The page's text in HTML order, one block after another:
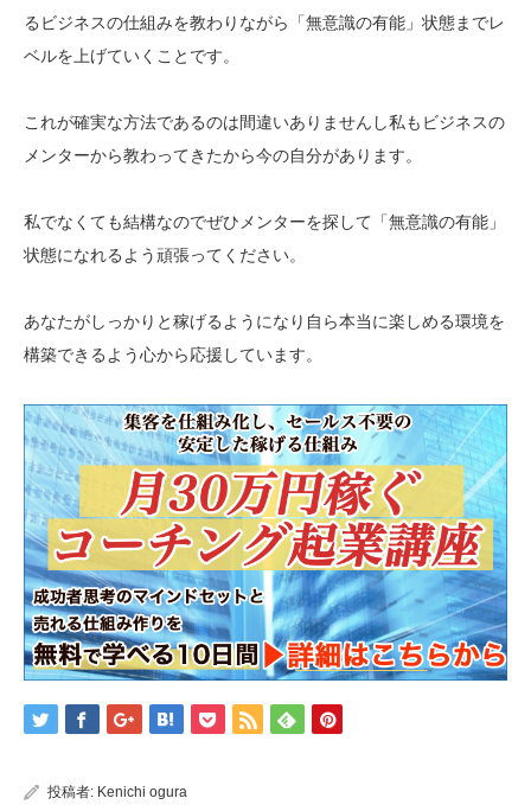
るビジネスの仕組みを教わりながら「無意識の有能」状態までレ
ベルを上げていくことです。
これが確実な方法であるのは間違いありませんし私もビジネスの
メンターから教わってきたから今の自分があります。
私でなくても結構なのでぜひメンターを探して「無意識の有能」
状態になれるよう頑張ってください。
あなたがしっかりと稼げるようになり自ら本当に楽しめる環境を
構築できるよう心から応援しています。
投稿者: Kenichi ogura